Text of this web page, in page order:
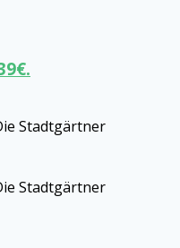
Stadtgärtner
Stadtgärtner